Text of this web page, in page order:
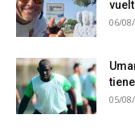
06/
05/